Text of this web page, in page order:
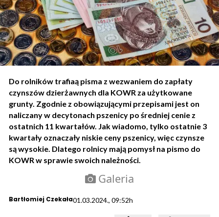
Do rolników trafiaą pisma z wezwaniem do zapłaty
czynszów dzierżawnych dla KOWR za użytkowane
grunty. Zgodnie z obowiązującymi przepisami jest on
naliczany w decytonach pszenicy po średniej cenie z
ostatnich 11 kwartałów. Jak wiadomo, tylko ostatnie 3
kwartały oznaczały niskie ceny pszenicy, więc czynsze
są wysokie. Dlatego rolnicy mają pomysł na pismo do
KOWR w sprawie swoich należności.
Galeria
Bartłomiej Czekała01.03.2024., 09:52h